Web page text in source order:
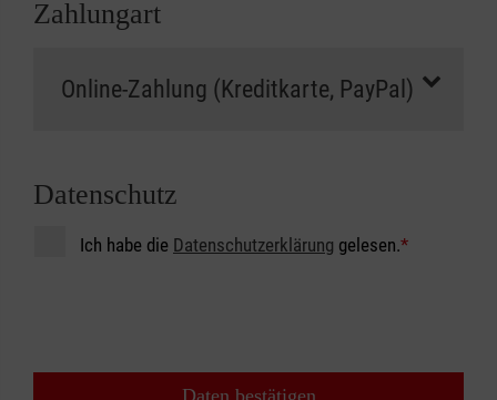
Zahlungart
Datenschutz
Ich habe die Datenschutzerklärung gelesen.*
Daten bestätigen